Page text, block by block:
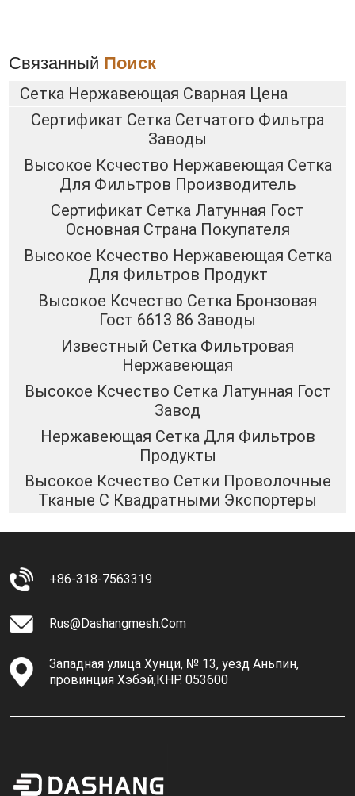
Связанный Поиск
Сетка Нержавеющая Сварная Цена
Сертификат Сетка Сетчатого Фильтра
Заводы
Высокое Ксчество Нержавеющая Сетка
Для Фильтров Производитель
Сертификат Сетка Латунная Гост
Основная Страна Покупателя
Высокое Ксчество Нержавеющая Сетка
Для Фильтров Продукт
Высокое Ксчество Сетка Бронзовая
Гост 6613 86 Заводы
Известный Сетка Фильтровая
Нержавеющая
Высокое Ксчество Сетка Латунная Гост
Завод
Нержавеющая Сетка Для Фильтров
Продукты
Высокое Ксчество Сетки Проволочные
Тканые С Квадратными Экспортеры
+86-318-7563319
Rus@dashangmesh.com
Западная улица Хунци, № 13, уезд Аньпин,
провинция Хэбэй,КНР. 053600